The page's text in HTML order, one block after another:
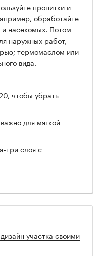
пропитки и
обработайте
и насекомых. Потом
наружных работ,
термомаслом или
вида.
чтобы убрать
для мягкой
три слоя с
участка своими